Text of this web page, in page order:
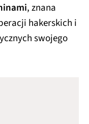
, znana
hakerskich i
swojego